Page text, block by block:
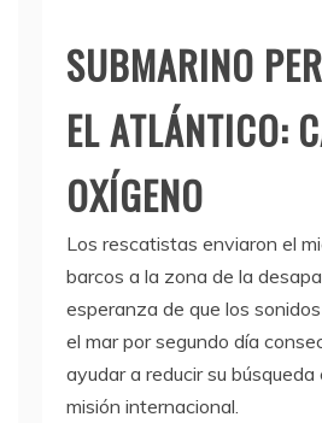
SUBMARINO
EL ATLÁNTICO:
OXÍGENO
Los rescatistas enviaron el
barcos a la zona de la
esperanza de que los
el mar por segundo día
ayudar a reducir su búsqueda
misión internacional.